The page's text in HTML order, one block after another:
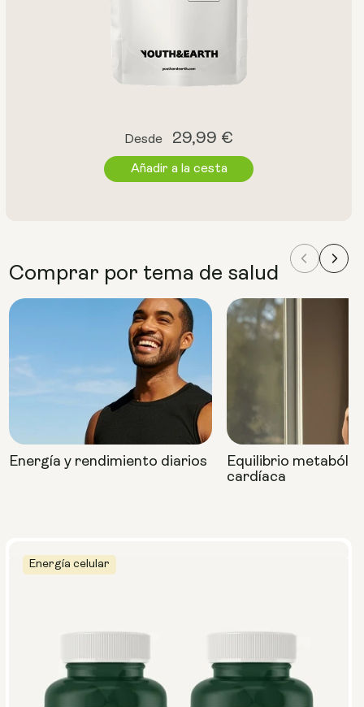
Energía celular
Comprar por tema de salud
Energía y rendimiento diarios
Equilibrio
cardíaca
Precio
habitual
Desde 29,99 €
Añadir a la cesta